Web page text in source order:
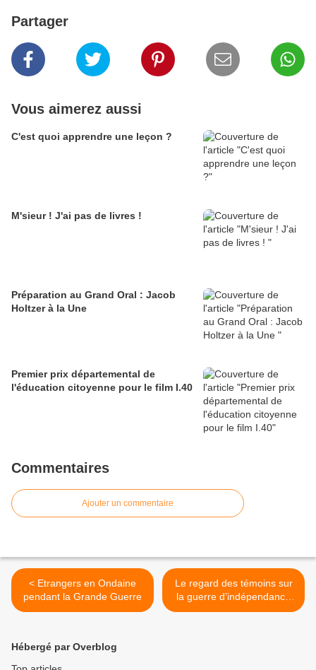
Partager
Vous aimerez aussi
C'est quoi apprendre une leçon ?
M'sieur ! J'ai pas de livres !
Préparation au Grand Oral : Jacob
Holtzer à la Une
Premier prix départemental de
l'éducation citoyenne pour le film I.40
Commentaires
Ajouter un commentaire
< Etrangers en Ondaine
pendant la Grande Guerre
Le regard des témoins sur
la guerre d’indépendance
algérienne dans la vallée de
Hébergé par Overblog